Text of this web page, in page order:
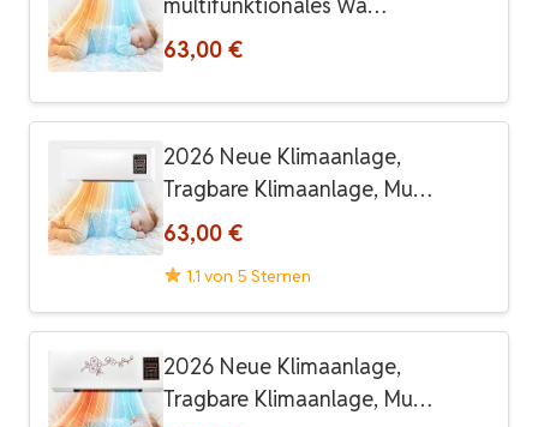
63,00 €
2026 Neue Klimaanlage,
Tragbare Klimaanlage, Mu…
63,00 €
1.1 von 5 Sternen
2026 Neue Klimaanlage,
Tragbare Klimaanlage, Mu…